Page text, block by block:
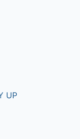
UP